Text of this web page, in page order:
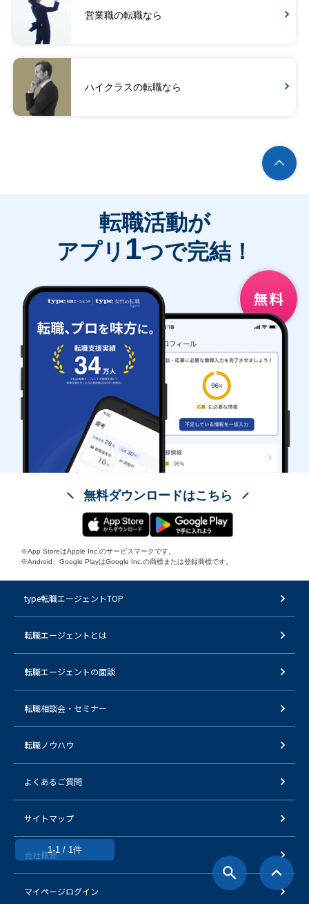
営業職の転職なら
ハイクラスの転職なら
1-1 / 1件
転職活動が
アプリ 1つで完結！
無料ダウンロードはこちら
※App StoreはApple Inc.のサービスマークです。
※Android、Google PlayはGoogle Inc.の商標または登録商標です。
type転職エージェントTOP
転職エージェントとは
転職エージェントの面談
転職相談会・セミナー
転職ノウハウ
よくあるご質問
サイトマップ
会社概要
マイページログイン